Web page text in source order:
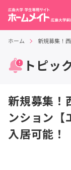
ホーム 新規募集！
トピッ
新規募集！
ンション
入居可能！